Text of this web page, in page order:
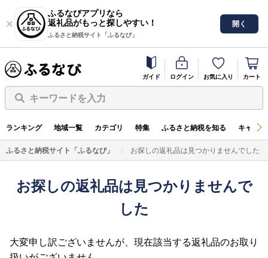
ふるなびアプリなら
返礼品がもっと探しやすい！
ふるさと納税サイト「ふるなび」
開く
ガイド ログイン お気に入り カート
キーワードを入力
ランキング 地域一覧 カテゴリ 特集 ふるさと納税を知る キャン
ふるさと納税サイト「ふるなび」 お探しの返礼品は見つかりませんでした
お探しの返礼品は見つかりませんで
した
大変申し訳ございませんが、現在該当する返礼品のお取り